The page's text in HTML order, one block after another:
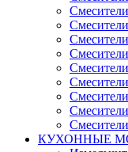
КУХОННЫЕ